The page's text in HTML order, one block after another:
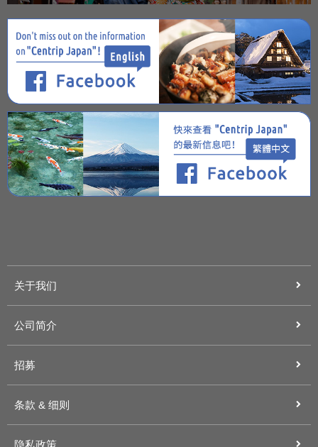
关于我们
公司简介
招募
条款 & 细则
隐私政策